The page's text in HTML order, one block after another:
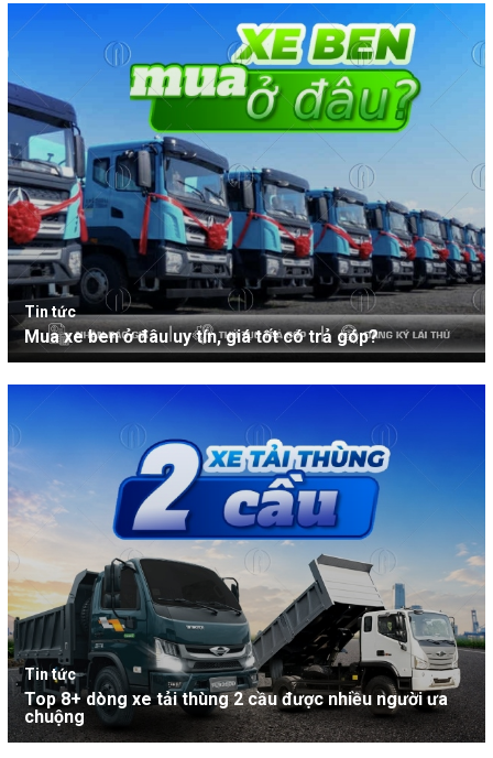
Tin tức
Mua xe ben ở đâu uy tín, giá tốt có trả góp?
Tin tức
Top 8+ dòng xe tải thùng 2 cầu được nhiều người ưa
chuộng